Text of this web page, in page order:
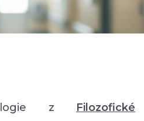
z Filozofické